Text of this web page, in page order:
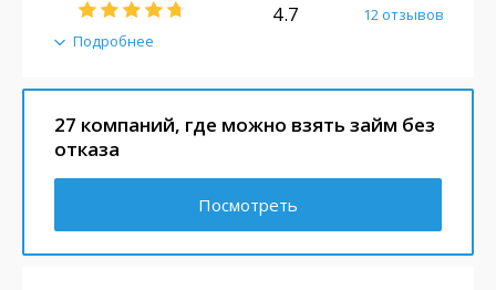
Подробнее
4.7 12 отзывов
27 компаний, где можно взять займ без
отказа
Посмотреть